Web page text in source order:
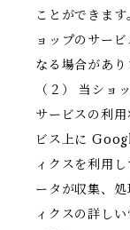
ことができま
ョップのサー
なる場合があり
（２） 当ショ
サービスの利
ビス上に
ィクスを利用
ータが収集、
ィクスの詳し